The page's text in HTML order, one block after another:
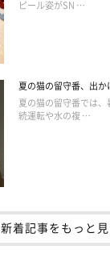
ピール姿がSN …
夏の猫の留守番、出
夏の猫の留守番では
続運転や水の複 …
新着記事をもっと見